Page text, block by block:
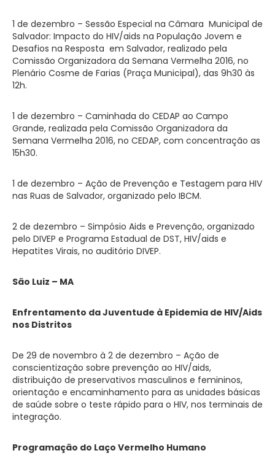
1 de dezembro – Sessão Especial na Câmara Municipal de
Salvador: Impacto do HIV/aids na População Jovem e
Desafios na Resposta em Salvador, realizado pela
Comissão Organizadora da Semana Vermelha 2016, no
Plenário Cosme de Farias (Praça Municipal), das 9h30 às
12h.
1 de dezembro – Caminhada do CEDAP ao Campo
Grande, realizada pela Comissão Organizadora da
Semana Vermelha 2016, no CEDAP, com concentração as
15h30.
1 de dezembro – Ação de Prevenção e Testagem para HIV
nas Ruas de Salvador, organizado pelo IBCM.
2 de dezembro – Simpósio Aids e Prevenção, organizado
pelo DIVEP e Programa Estadual de DST, HIV/aids e
Hepatites Virais, no auditório DIVEP.
São Luiz – MA
Enfrentamento da Juventude à Epidemia de HIV/Aids
nos Distritos
De 29 de novembro à 2 de dezembro – Ação de
conscientização sobre prevenção ao HIV/aids,
distribuição de preservativos masculinos e femininos,
orientação e encaminhamento para as unidades básicas
de saúde sobre o teste rápido para o HIV, nos terminais de
integração.
Programação do Laço Vermelho Humano